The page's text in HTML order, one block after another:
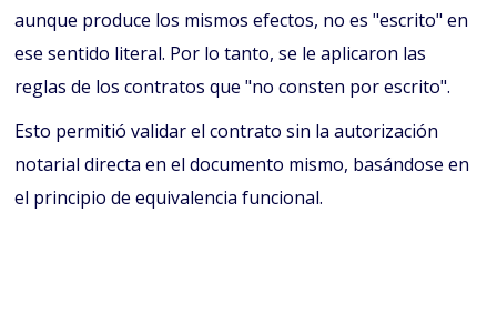
aunque produce los mismos efectos, no es "escrito" en
ese sentido literal. Por lo tanto, se le aplicaron las
reglas de los contratos que "no consten por escrito".
Esto permitió validar el contrato sin la autorización
notarial directa en el documento mismo, basándose en
el principio de equivalencia funcional.